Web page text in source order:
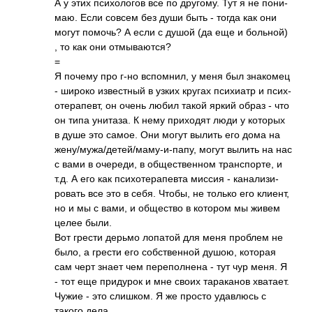
А у этих псих­ологов все по друг­ому. Тут я не пони­
маю. Если совсем без души быть - тогда как они
могут помочь? А если с душой (да еще и боль­ной)
, то как они отмы­вают­ся?
=
Я почему про г-но вспо­мнил, у меня был знак­омец
- широко изве­стный в узких кругах псих­иатр и псих­
отер­апевт, он очень любил такой яркий образ - что
он типа унит­аза. К нему прих­одят люди у которых
в душе это самое. Они могут вылить его дома на
жену­/муж­а/де­тей/­маму­-и-п­апу, могут вылить на нас
с вами в очер­еди, в обще­стве­нном тран­спор­те, и
т.д. А его как псих­отер­апевта миссия - кана­лизи­
ровать все это в себя. Чтобы, не только его клиент,
но и мы с вами, и обще­ство в котором мы живем
целее были.
Вот грести дерьмо лопатой для меня проблем не
было, а грести его собс­твен­ной душою, которая
сам черт знает чем пере­полн­ена - тут чур меня. Я
- тот еще прид­урок и мне своих тара­канов хват­ает.
Чужие - это слиш­ком. Я же просто удав­люсь с